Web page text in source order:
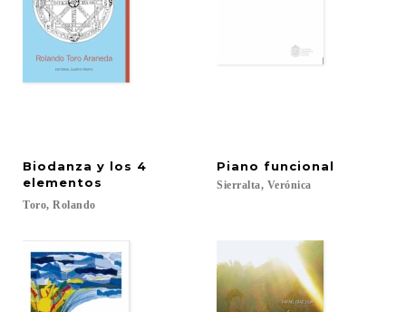
Biodanza y los 4
elementos
Toro, Rolando
Piano funcional
Sierralta, Verónica